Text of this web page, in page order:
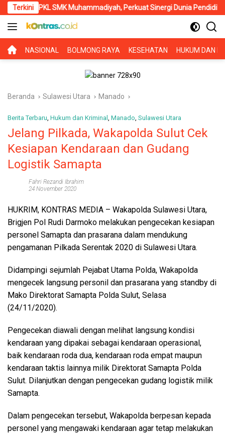
Langsung
ke
konten
Terkini
SMK Muhammadiyah, Perkuat Sinergi Dunia Pendidikan dan
BERANDA
NASIONAL BOLMONG RAYA KESEHATAN HUKUM DAN
Beranda Sulawesi Utara Manado
Berita Terbaru, Hukum dan Kriminal , Manado, Sulawesi Utara
Jelang Pilkada, Wakapolda Sulut Cek
Kesiapan Kendaraan dan Gudang
Logistik Samapta
Fahri Rezandi Ibrahim
24 November 2020
HUKRIM, KONTRAS MEDIA – Wakapolda Sulawesi Utara,
Brigjen Pol Rudi Darmoko melakukan pengecekan kesiapan
personel Samapta dan prasarana dalam mendukung
pengamanan Pilkada Serentak 2020 di Sulawesi Utara.
Didampingi sejumlah Pejabat Utama Polda, Wakapolda
mengecek langsung personil dan prasarana yang standby di
Mako Direktorat Samapta Polda Sulut, Selasa
(24/11/2020).
Pengecekan diawali dengan melihat langsung kondisi
kendaraan yang dipakai sebagai kendaraan operasional,
baik kendaraan roda dua, kendaraan roda empat maupun
kendaraan taktis lainnya milik Direktorat Samapta Polda
Sulut. Dilanjutkan dengan pengecekan gudang logistik milik
Samapta.
Dalam pengecekan tersebut, Wakapolda berpesan kepada
personel yang mengawaki kendaraan agar tetap melakukan